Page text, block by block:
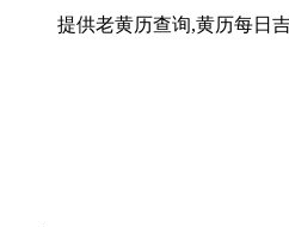
提供老黄历查询,黄历每日